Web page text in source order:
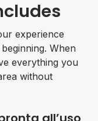
experience
When
everything you
without